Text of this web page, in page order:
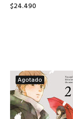
$24.490
Agotado